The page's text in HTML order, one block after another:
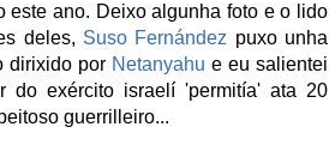
este ano. Deixo algunha foto e o lido
deles, Suso Fernández puxo unha
dirixido por Netanyahu e eu salientei
do exército israelí 'permitía' ata 20
guerrilleiro...